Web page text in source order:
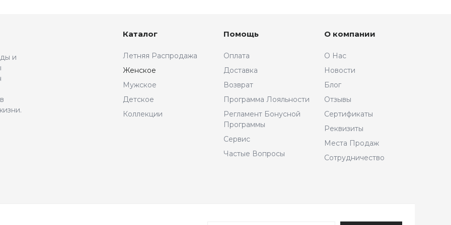
и
Каталог
Летняя Распродажа
Женское
Мужское
Детское
Коллекции
Помощь
Оплата
Доставка
Возврат
Программа Лояльности
Регламент Бонусной
Программы
Сервис
Частые Вопросы
О компании
О Нас
Новости
Блог
Отзывы
Сертификаты
Реквизиты
Места Продаж
Сотрудничество